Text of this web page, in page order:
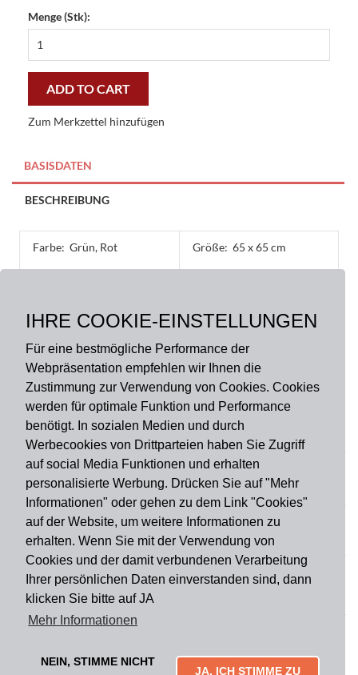
IHRE COOKIE-EINSTELLUNGEN
Für eine bestmögliche Performance der
Webpräsentation empfehlen wir Ihnen die
Zustimmung zur Verwendung von Cookies. Cookies
werden für optimale Funktion und Performance
benötigt. In sozialen Medien und durch
Werbecookies von Drittparteien haben Sie Zugriff
auf social Media Funktionen und erhalten
personalisierte Werbung. Drücken Sie auf "Mehr
Informationen" oder gehen zu dem Link "Cookies"
auf der Website, um weitere Informationen zu
erhalten. Wenn Sie mit der Verwendung von
Cookies und der damit verbundenen Verarbeitung
Ihrer persönlichen Daten einverstanden sind, dann
klicken Sie bitte auf JA
Mehr Informationen
NEIN, STIMME NICHT
JA, ICH STIMME ZU
Menge (Stk):
Gallerymatten
65
preiswert
und
stilvoll
ADD TO CART
Zum Merkzettel hinzufügen
BASISDATEN
BESCHREIBUNG
Farbe: Grün, Rot Größe: 65 x 65 cm
Polyester
Zahlungsart
Versandart
Du findest uns auch auf
Informationen
Impressum Widerruf
Mytailor croodles